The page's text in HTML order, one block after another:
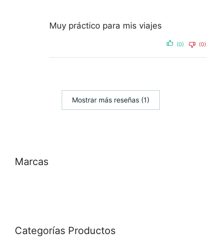
Muy práctico para mis viajes
(0) (0)
Mostrar más reseñas (1)
Marcas
Categorías Productos